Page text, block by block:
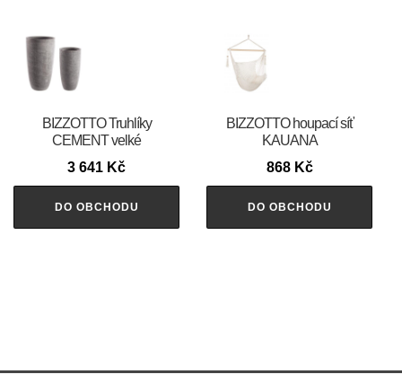
BIZZOTTO Truhlíky
CEMENT velké
3 641 Kč
DO OBCHODU
BIZZOTTO houpací síť
KAUANA
868 Kč
DO OBCHODU